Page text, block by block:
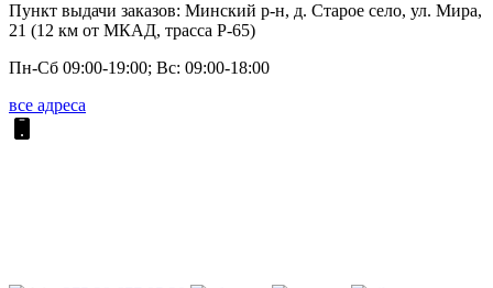
Пункт выдачи заказов: Минский р-н, д. Старое село, ул. Мира,
21 (12 км от МКАД, трасса P-65)
Пн-Сб 09:00-19:00; Вс: 09:00-18:00
все адреса